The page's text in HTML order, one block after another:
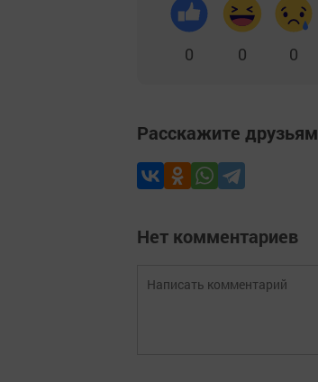
0 0 0
Расскажите друзьям
Нет комментариев